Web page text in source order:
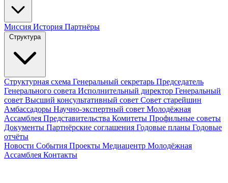
Миссия История Партнёры
Структура
Структурная схема Генеральный секретарь Председатель
Генерального совета Исполнительный директор Генеральный
совет Высший консультативный совет Совет старейшин
Амбассадоры Научно-экспертный совет Молодёжная
Ассамблея Представительства Комитеты Профильные советы
Документы Партнёрские соглашения Годовые планы Годовые
отчёты
Новости События Проекты Медиацентр Молодёжная
Ассамблея Контакты